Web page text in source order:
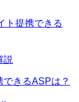
ト提携できる
きるASPは？